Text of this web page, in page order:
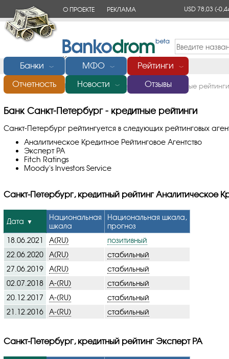
О ПРОЕКТЕ РЕКЛАМА USD 78,03(-
Банки ﹀ МФО ﹀ Рейтинги ﹀
Отчетность Новости ﹀ Отзывы
Главная/Банки России/Санкт-Петербург/Кредитные
Банк Санкт-Петербург - кредитные рейтинги
Санкт-Петербург рейтингуется в следующих рейтинговых
Аналитическое Кредитное Рейтинговое Агентство
Эксперт РА
Fitch Ratings
Moody's Investors Service
Санкт-Петербург, кредитный рейтинг Аналитическое
Дата
Национальная
шкала
Национальная шкала,
прогноз
18.06.2021
A(RU)
позитивный
22.06.2020
A(RU)
стабильный
27.06.2019
A(RU)
стабильный
02.07.2018
A-(RU)
стабильный
20.12.2017
A-(RU)
стабильный
21.12.2016
A-(RU) стабильный
Санкт-Петербург, кредитный рейтинг Эксперт РА